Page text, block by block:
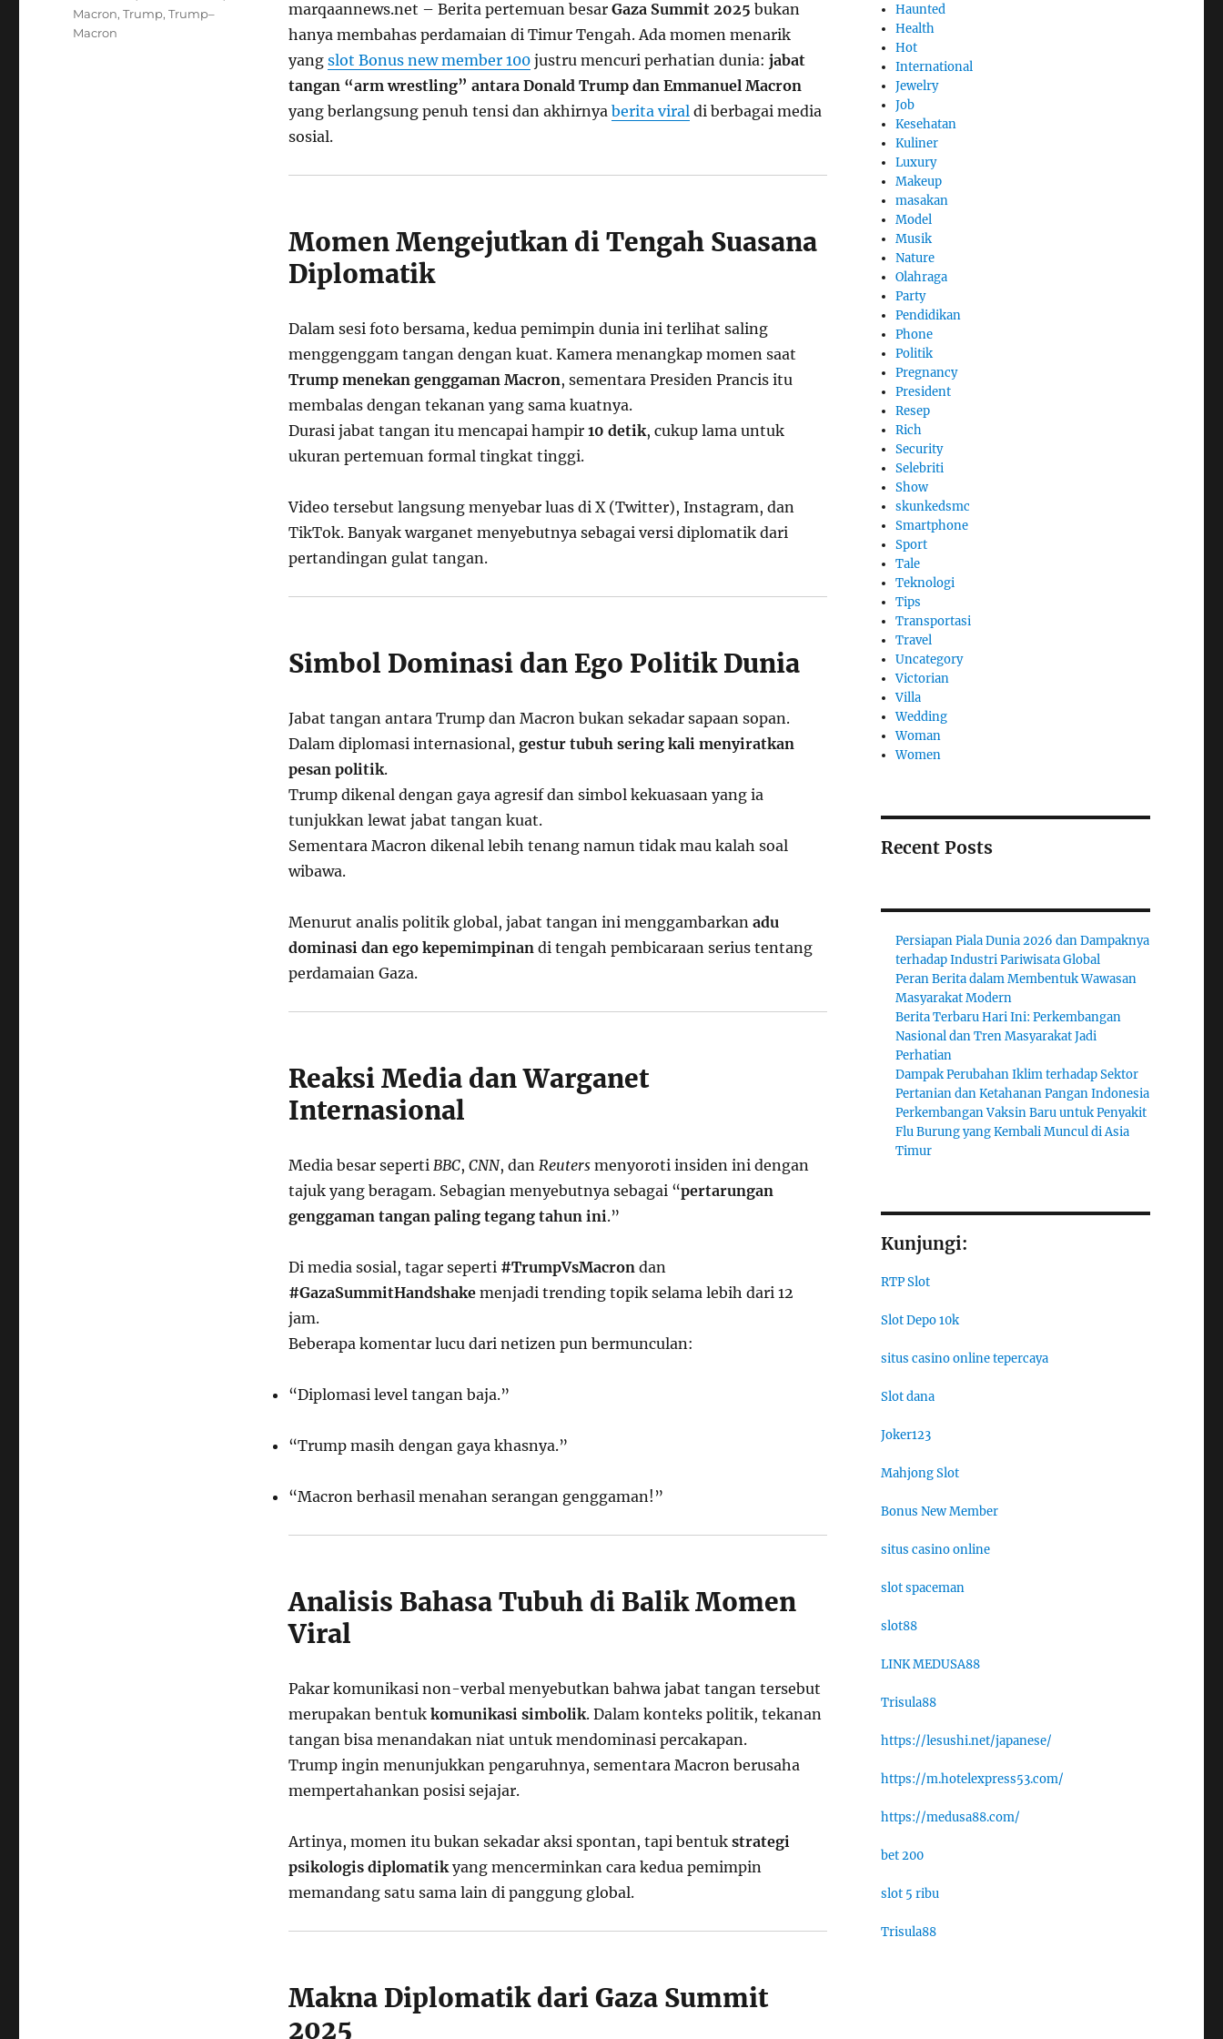
marqaannews.net – Berita pertemuan besar Gaza Summit 2025 bukan
hanya membahas perdamaian di Timur Tengah. Ada momen menarik
yang slot Bonus new member 100justru mencuri perhatian dunia: jabat
tangan “arm wrestling” antara Donald Trump dan Emmanuel Macron
yang berlangsung penuh tensi dan akhirnya berita viraldi berbagai media
sosial.
Momen Mengejutkan di Tengah Suasana
Diplomatik
Dalam sesi foto bersama, kedua pemimpin dunia ini terlihat saling
menggenggam tangan dengan kuat. Kamera menangkap momen saat
Trump menekan genggaman Macron, sementara Presiden Prancis itu
membalas dengan tekanan yang sama kuatnya.
Durasi jabat tangan itu mencapai hampir 10 detik, cukup lama untuk
ukuran pertemuan formal tingkat tinggi.
Video tersebut langsung menyebar luas di X (Twitter), Instagram, dan
TikTok. Banyak warganet menyebutnya sebagai versi diplomatik dari
pertandingan gulat tangan.
Simbol Dominasi dan Ego Politik Dunia
Jabat tangan antara Trump dan Macron bukan sekadar sapaan sopan.
Dalam diplomasi internasional, gestur tubuh sering kali menyiratkan
pesan politik.
Trump dikenal dengan gaya agresif dan simbol kekuasaan yang ia
tunjukkan lewat jabat tangan kuat.
Sementara Macron dikenal lebih tenang namun tidak mau kalah soal
wibawa.
Menurut analis politik global, jabat tangan ini menggambarkan adu
dominasi dan ego kepemimpinandi tengah pembicaraan serius tentang
perdamaian Gaza.
Reaksi Media dan Warganet
Internasional
Media besar seperti BBC, CNN, dan Reutersmenyoroti insiden ini dengan
tajuk yang beragam. Sebagian menyebutnya sebagai “pertarungan
genggaman tangan paling tegang tahun ini.”
Di media sosial, tagar seperti #TrumpVsMacrondan
#GazaSummitHandshakemenjadi trending topik selama lebih dari 12
jam.
Beberapa komentar lucu dari netizen pun bermunculan:
“Diplomasi level tangan baja.”
“Trump masih dengan gaya khasnya.”
“Macron berhasil menahan serangan genggaman!”
Analisis Bahasa Tubuh di Balik Momen
Viral
Pakar komunikasi non-verbal menyebutkan bahwa jabat tangan tersebut
merupakan bentuk komunikasi simbolik. Dalam konteks politik, tekanan
tangan bisa menandakan niat untuk mendominasi percakapan.
Trump ingin menunjukkan pengaruhnya, sementara Macron berusaha
mempertahankan posisi sejajar.
Artinya, momen itu bukan sekadar aksi spontan, tapi bentuk strategi
psikologis diplomatikyang mencerminkan cara kedua pemimpin
memandang satu sama lain di panggung global.
Makna Diplomatik dari Gaza Summit
2025
Macron,Trump,Trump–
Macron
Haunted
Health
Hot
International
Jewelry
Job
Kesehatan
Kuliner
Luxury
Makeup
masakan
Model
Musik
Nature
Olahraga
Party
Pendidikan
Phone
Politik
Pregnancy
President
Resep
Rich
Security
Selebriti
Show
skunkedsmc
Smartphone
Sport
Tale
Teknologi
Tips
Transportasi
Travel
Uncategory
Victorian
Villa
Wedding
Woman
Women
Recent Posts
Persiapan Piala Dunia 2026 dan Dampaknya
terhadap Industri Pariwisata Global
Peran Berita dalam Membentuk Wawasan
Masyarakat Modern
Berita Terbaru Hari Ini: Perkembangan
Nasional dan Tren Masyarakat Jadi
Perhatian
Dampak Perubahan Iklim terhadap Sektor
Pertanian dan Ketahanan Pangan Indonesia
Perkembangan Vaksin Baru untuk Penyakit
Flu Burung yang Kembali Muncul di Asia
Timur
Kunjungi:
RTP Slot
Slot Depo 10k
situs casino online tepercaya
Slot dana
Joker123
Mahjong Slot
Bonus New Member
situs casino online
slot spaceman
slot88
LINK MEDUSA88
Trisula88
https://lesushi.net/japanese/
https://m.hotelexpress53.com/
https://medusa88.com/
bet 200
slot 5 ribu
Trisula88